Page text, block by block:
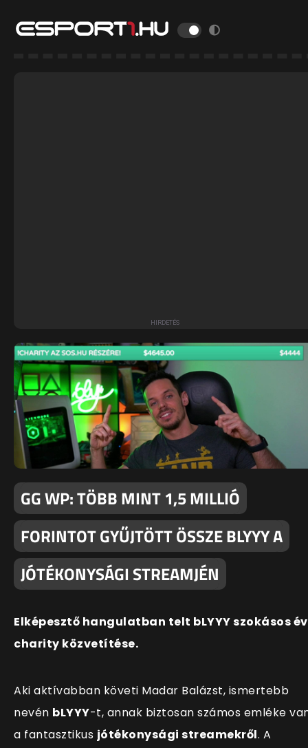
GG WP: TÖBB MINT 1,5 MILLIÓ
FORINTOT GYŰJTÖTT ÖSSZE BLYYY A
JÓTÉKONYSÁGI STREAMJÉN
Elképesztő hangulatban telt bLYYY szokásos
charity közvetítése.
Aki aktívabban követi Madar Balázst, ismertebb
nevén bLYYY-t, annak biztosan számos emléke
a fantasztikus jótékonysági streamekről. A